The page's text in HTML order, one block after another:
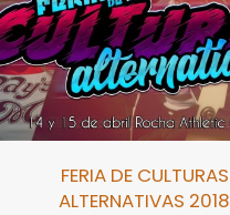
FERIA DE CULTURAS
ALTERNATIVAS 2018